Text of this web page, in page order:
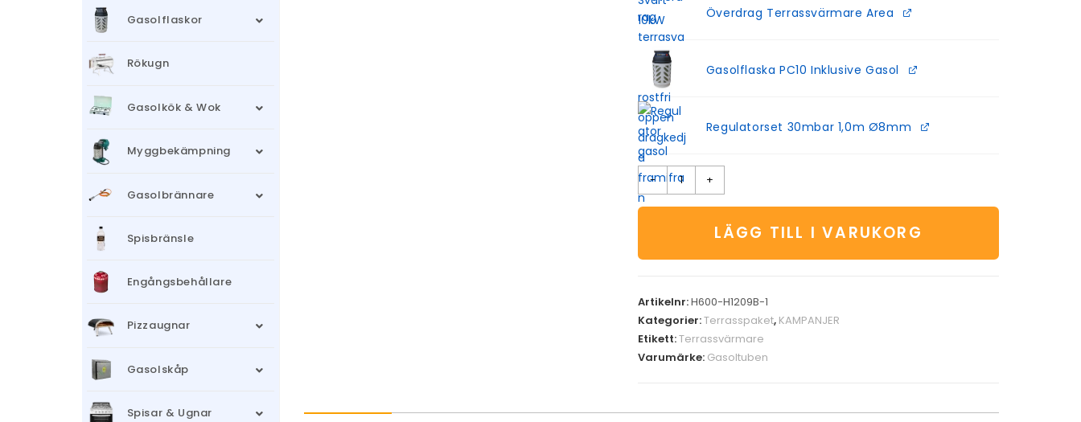
Överdrag Terrassvärmare Area
Gasolflaska PC10 Inklusive Gasol
Regulatorset 30mbar 1,0m Ø8mm
- +
LÄGG TILL I VARUKORG
Artikelnr:H600-H1209B-1
Kategorier:Terrasspaket, KAMPANJER
Etikett:Terrassvärmare
Varumärke: Gasoltuben
Gasolflaskor
Rökugn
Gasolkök & Wok
Myggbekämpning
Gasolbrännare
Spisbränsle
Engångsbehållare
Pizzaugnar
Gasolskåp
Spisar & Ugnar